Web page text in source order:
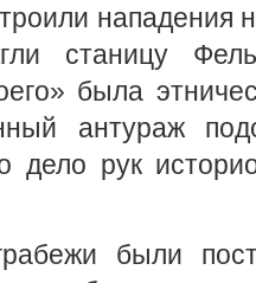
нападения
станицу
была
антураж
дело рук
были